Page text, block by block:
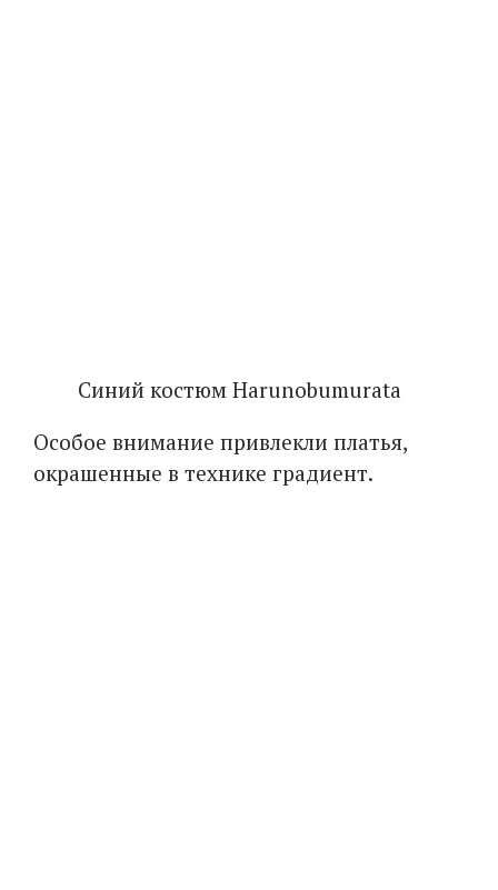
Синий костюм Harunobumurata
Особое внимание привлекли платья,
окрашенные в технике градиент.